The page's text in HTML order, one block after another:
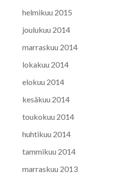
helmikuu 2015
joulukuu 2014
marraskuu 2014
lokakuu 2014
elokuu 2014
kesäkuu 2014
toukokuu 2014
huhtikuu 2014
tammikuu 2014
marraskuu 2013